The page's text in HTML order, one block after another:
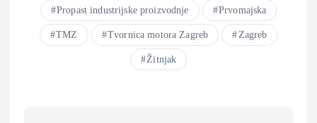
Propast industrijske proizvodnje Prvomajska
TMZ Tvornica motora Zagreb Zagreb
Žitnjak